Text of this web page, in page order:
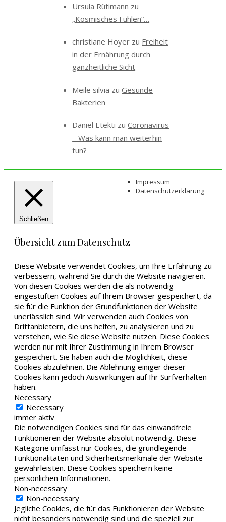
Ursula Rütimann zu
„Kosmisches Fühlen“…
christiane Hoyer zu Freiheit
in der Ernährung durch
ganzheitliche Sicht
Meile silvia zuGesunde
Bakterien
Daniel Etekti zuCoronavirus
– Was kann man weiterhin
tun?
Impressum
Datenschutzerklärung
Schließen
Übersicht zum Datenschutz
Diese Website verwendet Cookies, um Ihre Erfahrung zu
verbessern, während Sie durch die Website navigieren.
Von diesen Cookies werden die als notwendig
eingestuften Cookies auf Ihrem Browser gespeichert, da
sie für die Funktion der Grundfunktionen der Website
unerlässlich sind. Wir verwenden auch Cookies von
Drittanbietern, die uns helfen, zu analysieren und zu
verstehen, wie Sie diese Website nutzen. Diese Cookies
werden nur mit Ihrer Zustimmung in Ihrem Browser
gespeichert. Sie haben auch die Möglichkeit, diese
Cookies abzulehnen. Die Ablehnung einiger dieser
Cookies kann jedoch Auswirkungen auf Ihr Surfverhalten
haben.
Necessary
Necessary
immer aktiv
Die notwendigen Cookies sind für das einwandfreie
Funktionieren der Website absolut notwendig. Diese
Kategorie umfasst nur Cookies, die grundlegende
Funktionalitäten und Sicherheitsmerkmale der Website
gewährleisten. Diese Cookies speichern keine
persönlichen Informationen.
Non-necessary
Non-necessary
Jegliche Cookies, die für das Funktionieren der Website
nicht besonders notwendig sind und die speziell zur